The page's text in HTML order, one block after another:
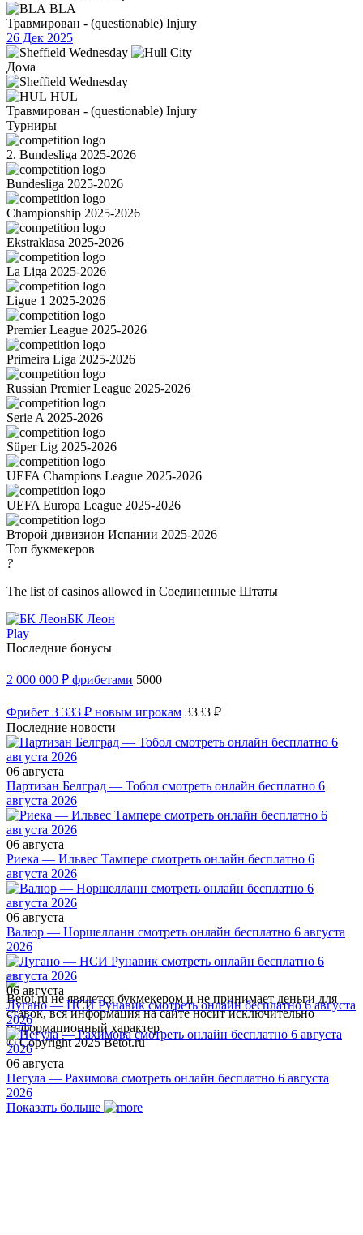
BLA
Травмирован - (questionable) Injury
26 Дек 2025
Дома
HUL
Травмирован - (questionable) Injury
Турниры
2. Bundesliga 2025-2026
Bundesliga 2025-2026
Championship 2025-2026
Ekstraklasa 2025-2026
La Liga 2025-2026
Ligue 1 2025-2026
Premier League 2025-2026
Primeira Liga 2025-2026
Russian Premier League 2025-2026
Serie A 2025-2026
Süper Lig 2025-2026
UEFA Champions League 2025-2026
UEFA Europa League 2025-2026
Второй дивизион Испании 2025-2026
Топ букмекеров
?
The list of casinos allowed in Соединенные Штаты
БК Леон
Play
Последние бонусы
2 000 000 ₽ фрибетами 5000
Фрибет 3 333 ₽ новым игрокам 3333 ₽
Последние новости
06 августа
Партизан Белград — Тобол смотреть онлайн бесплатно 6
августа 2026
06 августа
Риека — Ильвес Тампере смотреть онлайн бесплатно 6
августа 2026
06 августа
Валюр — Норшелланн смотреть онлайн бесплатно 6 августа
2026
06 августа
Лугано — НСИ Рунавик смотреть онлайн бесплатно 6 августа
2026
06 августа
Пегула — Рахимова смотреть онлайн бесплатно 6 августа
2026
Показать больше
Betot.ru не явялется букмекером и не принимает деньги для
ставок, вся информация на сайте носит исключительно
информационный характер.
© Copyright 2025 Betot.ru